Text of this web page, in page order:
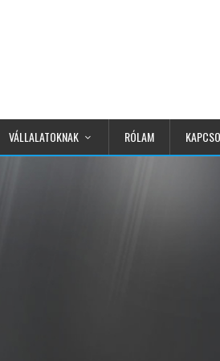
VÁLLALATOKNAK RÓLAM